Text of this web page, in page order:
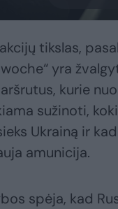
tikslas,
yra
kurie
sužinoti,
Ukrainą ir
amunicija.
spėja, kad